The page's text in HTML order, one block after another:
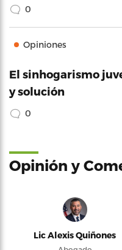
0
Opiniones
El sinhogarismo
y solución
0
Opinión y
Lic Alexis Quiñones